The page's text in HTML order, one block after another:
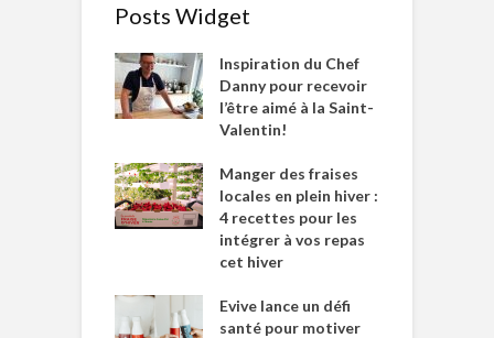
Posts Widget
Inspiration du Chef
Danny pour recevoir
l’être aimé à la Saint-
Valentin!
Manger des fraises
locales en plein hiver :
4 recettes pour les
intégrer à vos repas
cet hiver
Evive lance un défi
santé pour motiver